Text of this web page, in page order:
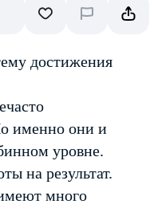
достижения
именно они и
уровне.
на результат.
много